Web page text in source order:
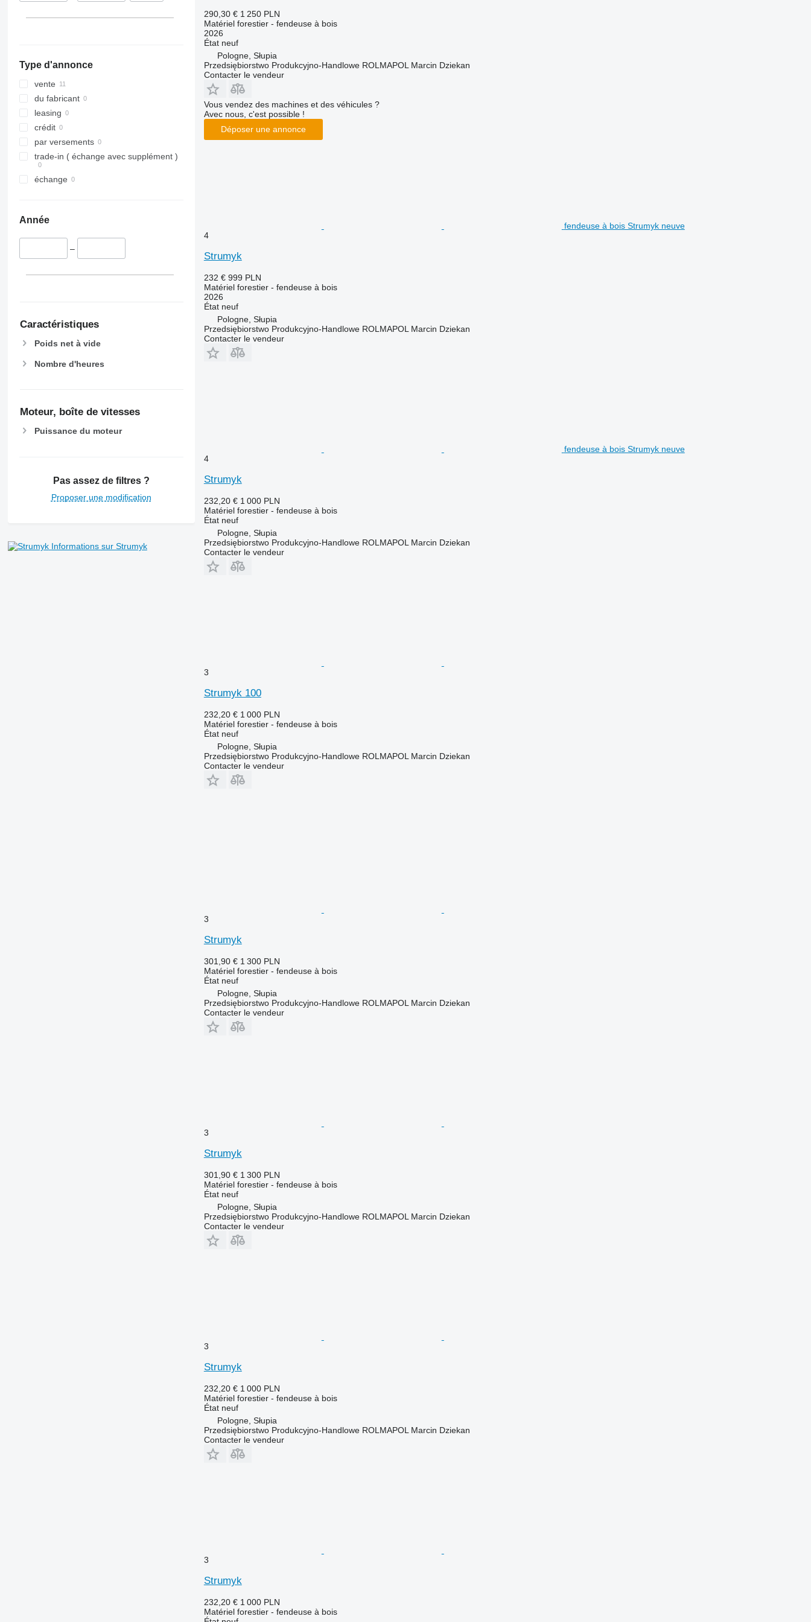
Type d'annonce
vente
du fabricant
leasing
crédit
par versements
trade-in ( échange avec supplément )
échange
Année
–
Caractéristiques
Poids net à vide
Nombre d'heures
Moteur, boîte de vitesses
Puissance du moteur
Pas assez de filtres ?
Proposer une modification
Informations sur Strumyk
290,30 € 1 250 PLN
Matériel forestier - fendeuse à bois
2026
Étatneuf
Pologne, Słupia
Przedsiębiorstwo Produkcyjno-Handlowe ROLMAPOL Marcin Dziekan
Contacter le vendeur
Vous vendez des machines et des véhicules ?
Avec nous, c'est possible !
Déposer une annonce
fendeuse à bois Strumyk neuve
4
Strumyk
232 € 999 PLN
Matériel forestier - fendeuse à bois
2026
Étatneuf
Pologne, Słupia
Przedsiębiorstwo Produkcyjno-Handlowe ROLMAPOL Marcin Dziekan
Contacter le vendeur
fendeuse à bois Strumyk neuve
4
Strumyk
232,20 € 1 000 PLN
Matériel forestier - fendeuse à bois
Étatneuf
Pologne, Słupia
Przedsiębiorstwo Produkcyjno-Handlowe ROLMAPOL Marcin Dziekan
Contacter le vendeur
3
Strumyk 100
232,20 € 1 000 PLN
Matériel forestier - fendeuse à bois
Étatneuf
Pologne, Słupia
Przedsiębiorstwo Produkcyjno-Handlowe ROLMAPOL Marcin Dziekan
Contacter le vendeur
3
Strumyk
301,90 € 1 300 PLN
Matériel forestier - fendeuse à bois
Étatneuf
Pologne, Słupia
Przedsiębiorstwo Produkcyjno-Handlowe ROLMAPOL Marcin Dziekan
Contacter le vendeur
3
Strumyk
301,90 € 1 300 PLN
Matériel forestier - fendeuse à bois
Étatneuf
Pologne, Słupia
Przedsiębiorstwo Produkcyjno-Handlowe ROLMAPOL Marcin Dziekan
Contacter le vendeur
3
Strumyk
232,20 € 1 000 PLN
Matériel forestier - fendeuse à bois
Étatneuf
Pologne, Słupia
Przedsiębiorstwo Produkcyjno-Handlowe ROLMAPOL Marcin Dziekan
Contacter le vendeur
3
Strumyk
232,20 € 1 000 PLN
Matériel forestier - fendeuse à bois